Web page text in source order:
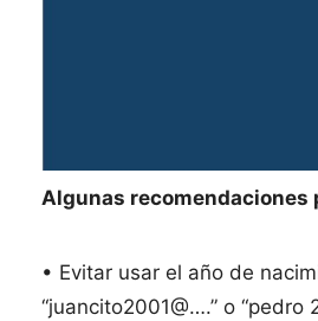
Algunas recomendaciones
• Evitar usar el año de
“juancito2001@….” o